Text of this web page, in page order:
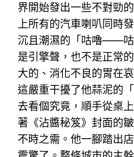
界開始發出一些不對勁
上所有的汽車喇叭同時
沉且潮濕的「咕嚕——
是引擎聲，也不是正常
大的、消化不良的胃在
這嚴重干擾了他蒜泥的
去看個究竟，順手從桌
著《沾醬秘笈》封面的
不時之需。他一腳踏出